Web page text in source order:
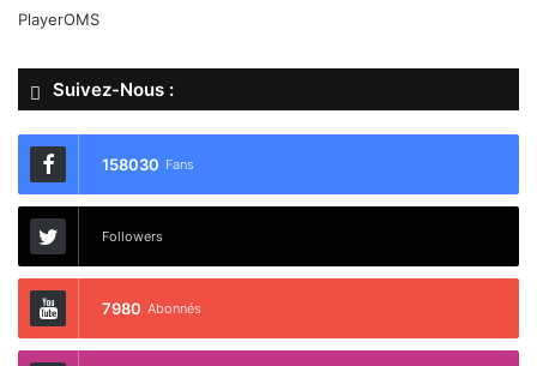
PlayerOMS
Suivez-Nous :
158030 Fans
Followers
7980 Abonnés